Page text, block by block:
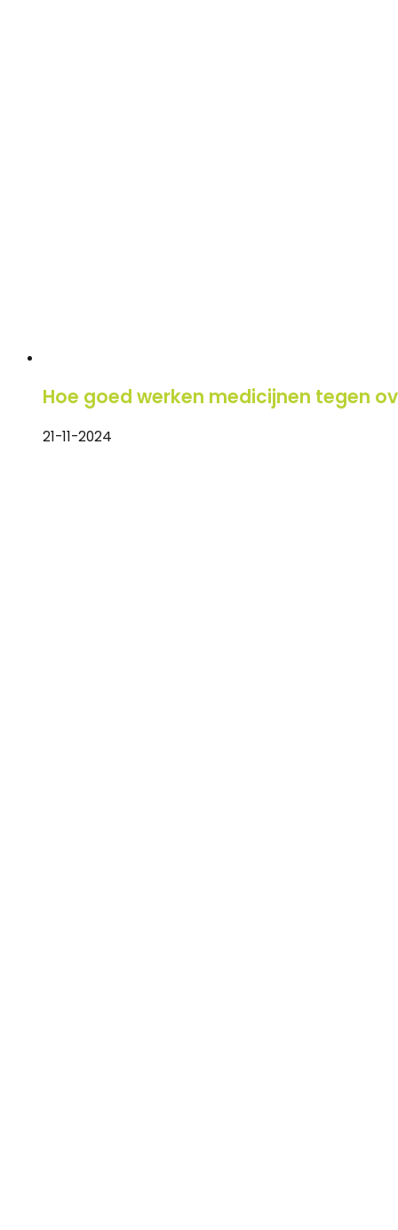
Hoe goed werken medicijnen tegen
21-11-2024